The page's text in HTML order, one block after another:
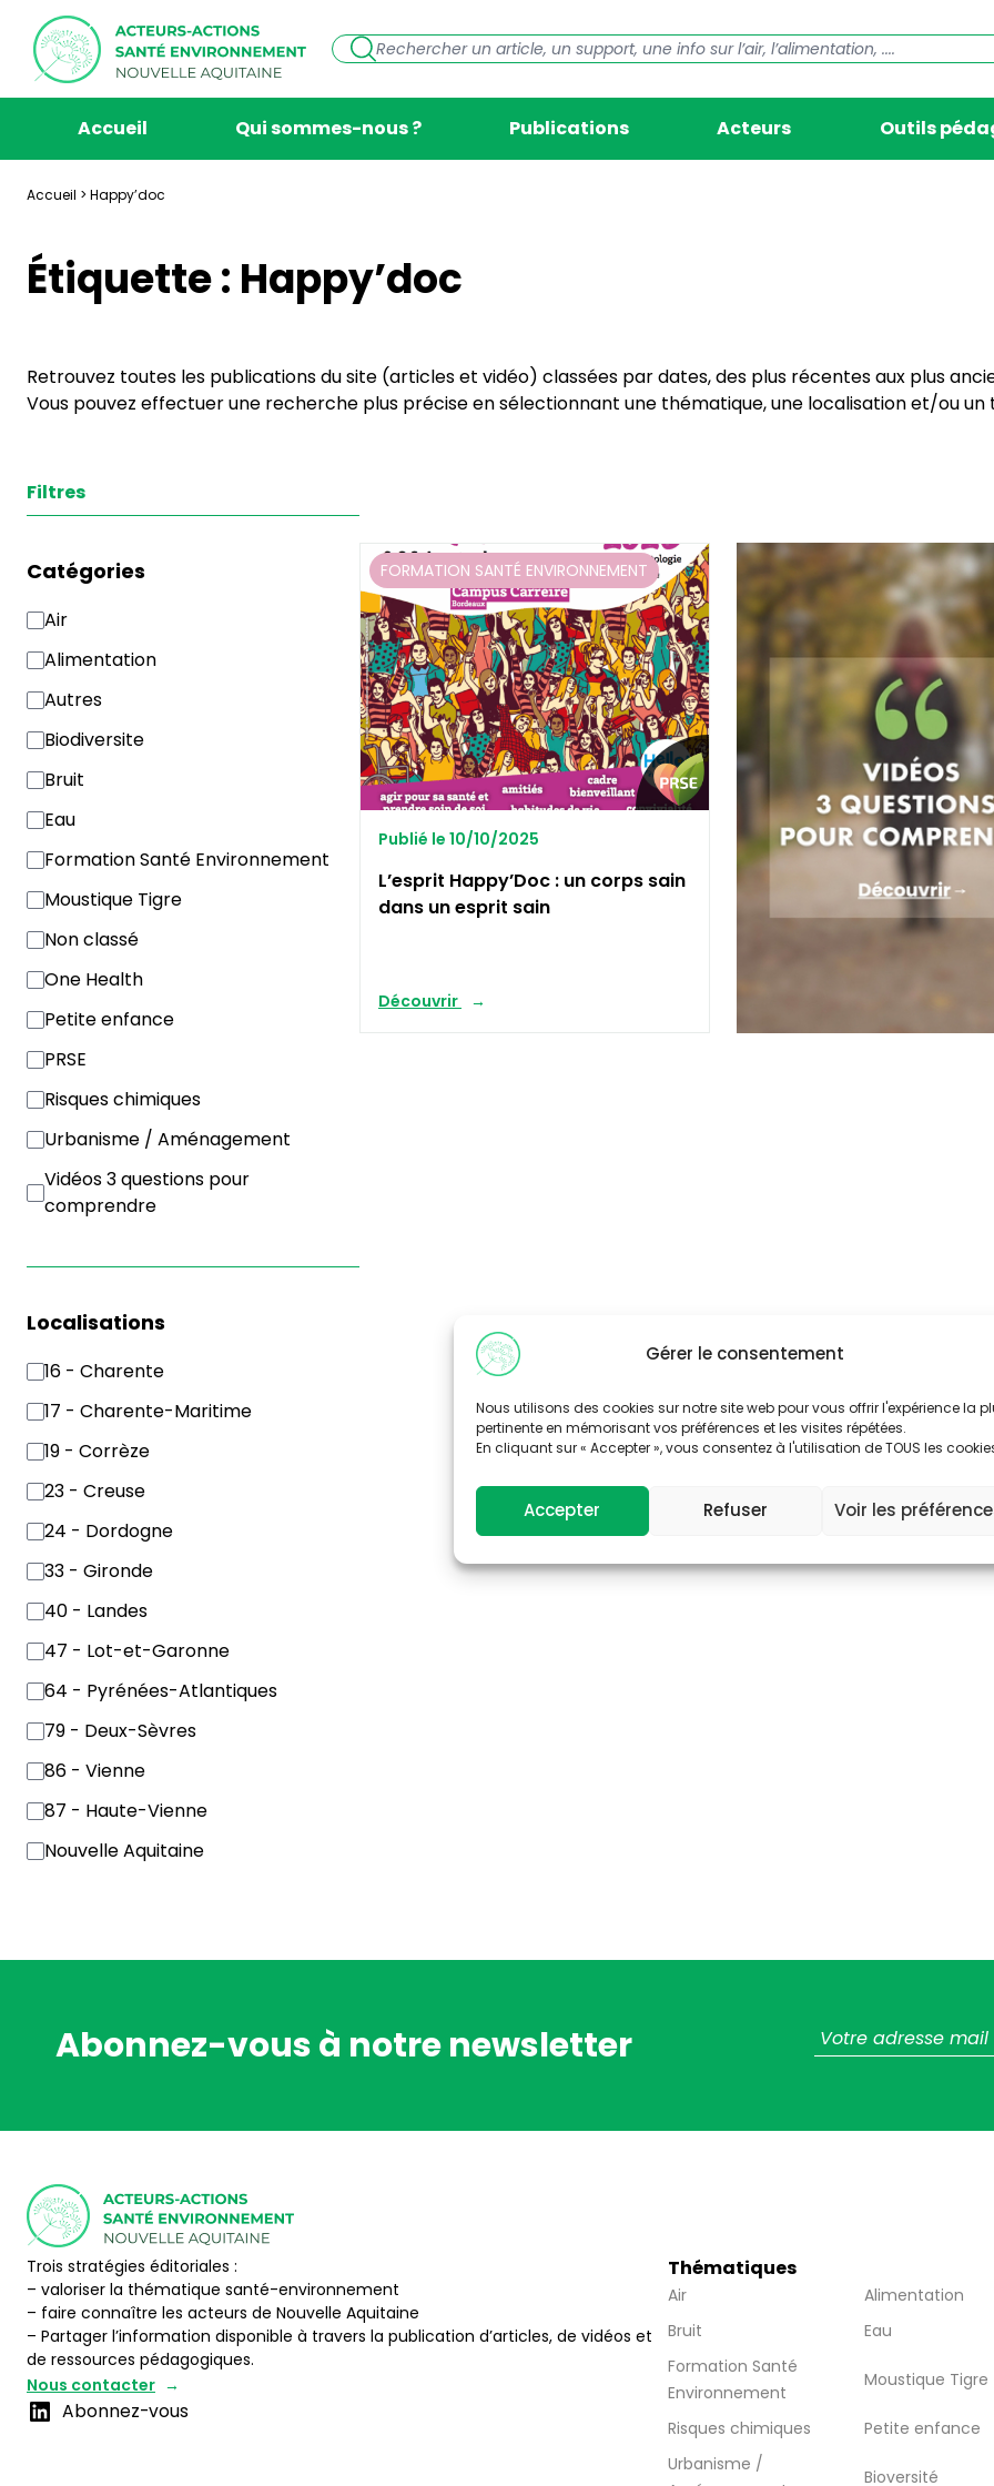
Gérer le consentement
Nous utilisons des cookies sur notre site web pour vous offrir l'expérience la
pertinente en mémorisant vos préférences et les visites répétées.
En cliquant sur « Accepter », vous consentez à l'utilisation de TOUS les
Accepter Refuser Voir les
Accueil Qui sommes-nous ? Publications Acteurs Outils
Accueil > Happy’doc
Étiquette : Happy’doc
Retrouvez toutes les publications du site (articles et vidéo) classées par dates, des plus récentes aux plus
Vous pouvez effectuer une recherche plus précise en sélectionnant une thématique, une localisation et/ou
Filtres
Catégories
Air
Alimentation
Autres
Biodiversite
Bruit
Eau
Formation Santé Environnement
Moustique Tigre
Non classé
One Health
Petite enfance
PRSE
Risques chimiques
Urbanisme / Aménagement
Vidéos 3 questions pour
comprendre
Localisations
16 - Charente
17 - Charente-Maritime
19 - Corrèze
23 - Creuse
24 - Dordogne
33 - Gironde
40 - Landes
47 - Lot-et-Garonne
64 - Pyrénées-Atlantiques
79 - Deux-Sèvres
86 - Vienne
87 - Haute-Vienne
Nouvelle Aquitaine
FORMATION SANTÉ ENVIRONNEMENT
Publié le 10/10/2025
L’esprit Happy’Doc : un corps sain
dans un esprit sain
Découvrir
Abonnez-vous à notre newsletter
Trois stratégies éditoriales :
– valoriser la thématique santé-environnement
– faire connaître les acteurs de Nouvelle Aquitaine
– Partager l’information disponible à travers la publication d’articles, de vidéos et
de ressources pédagogiques.
Nous contacter
Abonnez-vous
Thématiques
Air
Alimentation
Bruit
Eau
Formation Santé
Environnement
Moustique Tigre
Risques chimiques
Petite enfance
Urbanisme /
Bioversité